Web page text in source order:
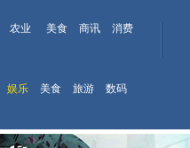
农业 美食 商讯
消费
娱乐 美食 旅游
数码